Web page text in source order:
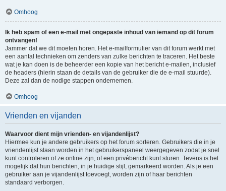
Omhoog
Ik heb spam of een e-mail met ongepaste inhoud van iemand op dit forum
ontvangen!
Jammer dat we dit moeten horen. Het e-mailformulier van dit forum werkt met
een aantal technieken om zenders van zulke berichten te traceren. Het beste
wat je kan doen is de beheerder een kopie van het bericht e-mailen, inclusief
de headers (hierin staan de details van de gebruiker die de e-mail stuurde).
Deze zal dan de nodige stappen ondernemen.
Omhoog
Vrienden en vijanden
Waarvoor dient mijn vrienden- en vijandenlijst?
Hiermee kun je andere gebruikers op het forum sorteren. Gebruikers die in je
vriendenlijst staan worden in het gebruikerspaneel weergegeven zodat je snel
kunt controleren of ze online zijn, of een privébericht kunt sturen. Tevens is het
mogelijk dat hun berichten, in je huidige stijl, gemarkeerd worden. Als je een
gebruiker aan je vijandenlijst toevoegt, worden zijn of haar berichten
standaard verborgen.